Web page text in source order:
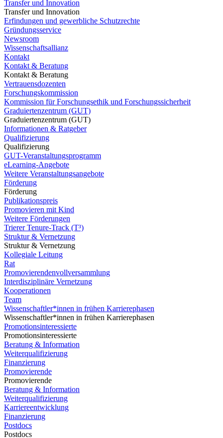
Transfer und Innovation
Transfer und Innovation
Erfindungen und gewerbliche Schutzrechte
Gründungsservice
Newsroom
Wissenschaftsallianz
Kontakt
Kontakt & Beratung
Kontakt & Beratung
Vertrauensdozenten
Forschungskommission
Kommission für Forschungsethik und Forschungssicherheit
Graduiertenzentrum (GUT)
Graduiertenzentrum (GUT)
Informationen & Ratgeber
Qualifizierung
Qualifizierung
GUT-Veranstaltungsprogramm
eLearning-Angebote
Weitere Veranstaltungsangebote
Förderung
Förderung
Publikationspreis
Promovieren mit Kind
Weitere Förderungen
Trierer Tenure-Track (T³)
Struktur & Vernetzung
Struktur & Vernetzung
Kollegiale Leitung
Rat
Promovierendenvollversammlung
Interdisziplinäre Vernetzung
Kooperationen
Team
Wissenschaftler*innen in frühen Karrierephasen
Wissenschaftler*innen in frühen Karrierephasen
Promotionsinteressierte
Promotionsinteressierte
Beratung & Information
Weiterqualifizierung
Finanzierung
Promovierende
Promovierende
Beratung & Information
Weiterqualifizierung
Karriereentwicklung
Finanzierung
Postdocs
Postdocs